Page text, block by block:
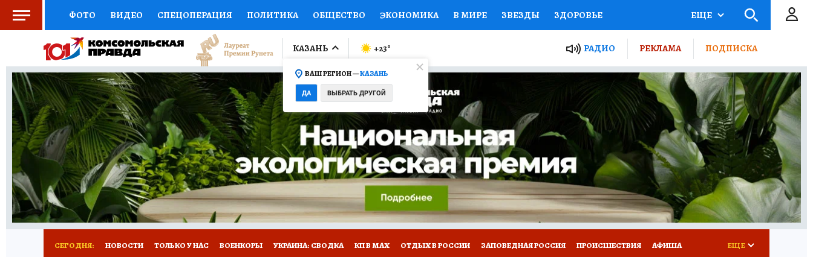
ФОТО ВИДЕО СПЕЦОПЕРАЦИЯ ПОЛИТИКА ОБЩЕСТВО ЭКОНОМИКА В МИРЕ ЗВЕЗДЫ ЗДОРОВЬЕ
СОЦПОДДЕРЖКА НАУКА СПОРТ КОЛУМНИСТЫ ПРОИСШЕСТВИЯ НАЦИОНАЛЬНЫЕ ПРОЕКТЫ РОССИИ
ВЫБОР ЭКСПЕРТОВ ДОКТОР ФИНАНСЫ ОТКРЫВАЕМ МИР Я ЗНАЮ СЕМЬЯ ЖЕНСКИЕ СЕКРЕТЫ ПУТЕВОДИТЕЛЬ
КНИЖНАЯ ПОЛКА ПРОГНОЗЫ НА СПОРТ ПРОМОКОДЫ СЕРИАЛЫ СПЕЦПРОЕКТЫ ДЕФИЦИТ ЖЕЛЕЗА ТУРИЗМ
ПРЕСС-ЦЕНТР НЕДВИЖИМОСТЬ ТЕЛЕВИЗОР КОЛЛЕКЦИИ КОНКУРСЫ РАБОТА У НАС ГИД ПОТРЕБИТЕЛЯ ВСЕ О КП
РАДИО КП РЕКЛАМА ТЕСТЫ НОВОЕ НА САЙТЕ
ЕЩЕ
КАЗАНЬ
ВАШ РЕГИОН —КАЗАНЬ
ДА ВЫБРАТЬ ДРУГОЙ
+23° РАДИО РЕКЛАМА ПОДПИСКА
СЕГОДНЯ: НОВОСТИ ТОЛЬКО У НАС ВОЕНКОРЫ УКРАИНА: СВОДКА КП В МАХ ОТДЫХ В РОССИИ ЗАПОВЕДНАЯ РОССИЯ ПРОИСШЕСТВИЯ АФИША ЕЩЕ